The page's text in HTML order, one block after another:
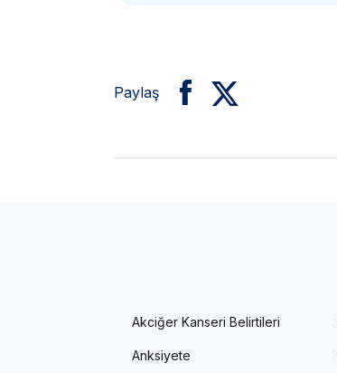
Paylaş
Akciğer Kanseri Belirtileri
Anksiyete